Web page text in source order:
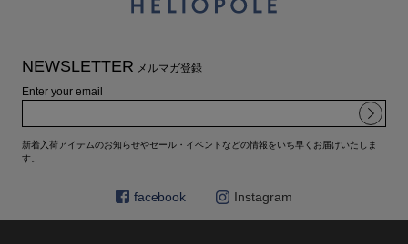
NEWSLETTER メルマガ登録
Enter your email
新着入荷アイテムのお知らせやセール・イベントなどの情報をいち早くお届けいたしま
す。
facebook Instagram